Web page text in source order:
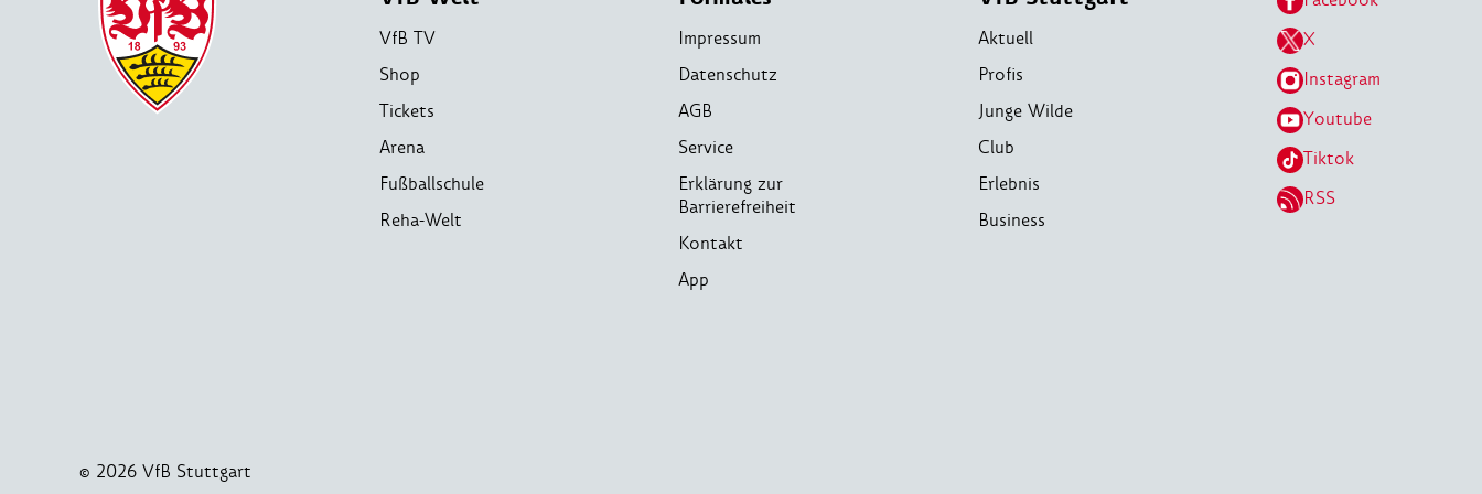
VfB TV
Shop
Tickets
Arena
Fußballschule
Reha-Welt
Impressum
Datenschutz
AGB
Service
Erklärung zur
Barrierefreiheit
Kontakt
App
Aktuell
Profis
Junge Wilde
Club
Erlebnis
Business
X
Instagram
Youtube
Tiktok
RSS
© 2026 VfB Stuttgart